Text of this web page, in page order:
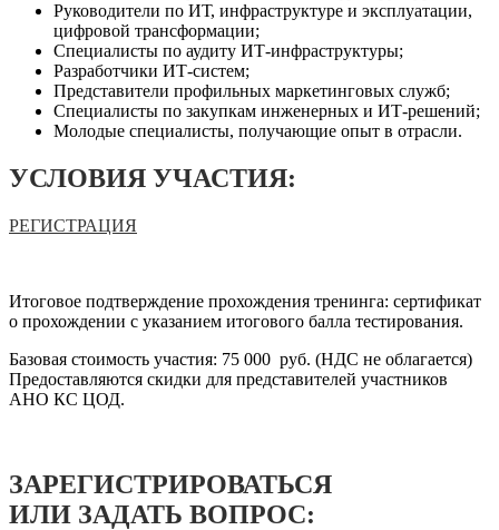
Руководители по ИТ, инфраструктуре и эксплуатации,
цифровой трансформации;
Специалисты по аудиту ИТ-инфраструктуры;
Разработчики ИТ-систем;
Представители профильных маркетинговых служб;
Специалисты по закупкам инженерных и ИТ-решений;
Молодые специалисты, получающие опыт в отрасли.
УСЛОВИЯ УЧАСТИЯ:
РЕГИСТРАЦИЯ
Итоговое подтверждение прохождения тренинга: сертификат
о прохождении с указанием итогового балла тестирования.
Базовая стоимость участия: 75 000 руб. (НДС не облагается)
Предоставляются скидки для представителей участников
АНО КС ЦОД.
ЗАРЕГИСТРИРОВАТЬСЯ
ИЛИ ЗАДАТЬ ВОПРОС: